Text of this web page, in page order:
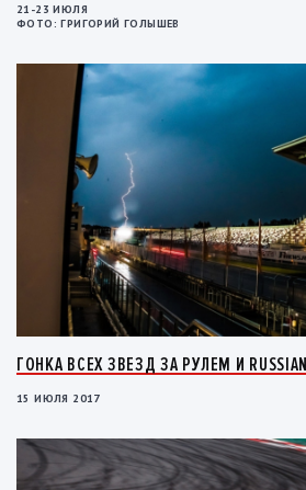
21-23 ИЮЛЯ
ФОТО: ГРИГОРИЙ ГОЛЫШЕВ
ГОНКА ВСЕХ ЗВЕЗД ЗА РУЛЕМ И RUSSIAN
15 ИЮЛЯ 2017